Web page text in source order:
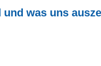
was uns